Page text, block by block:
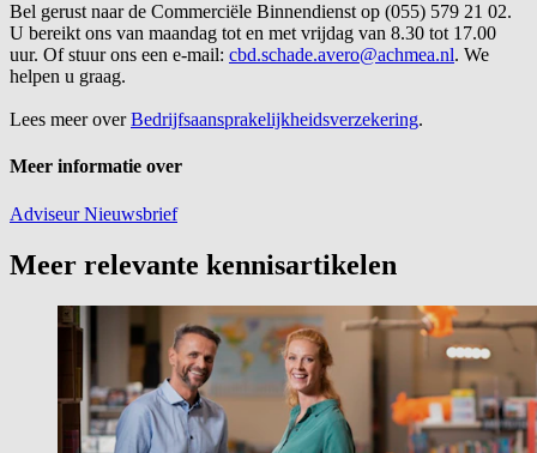
Bel gerust naar de Commerciële Binnendienst op (055) 579 21 02.
U bereikt ons van maandag tot en met vrijdag van 8.30 tot 17.00
uur. Of stuur ons een e-mail: cbd.schade.avero@achmea.nl. We
helpen u graag.
Lees meer overBedrijfsaansprakelijkheidsverzekering.
Meer informatie over
AdviseurNieuwsbrief
Meer relevante kennisartikelen